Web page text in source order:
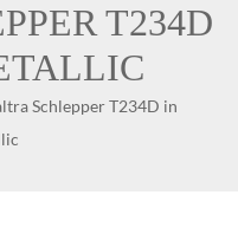
T234D
Schlepper T234D in